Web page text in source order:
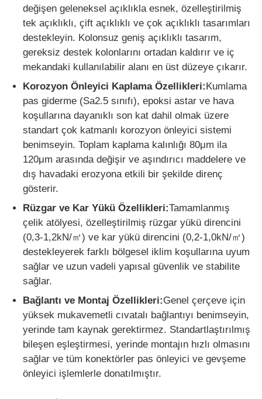
değişen geleneksel açıklıkla esnek, özelleştirilmiş
tek açıklıklı, çift açıklıklı ve çok açıklıklı tasarımları
destekleyin. Kolonsuz geniş açıklıklı tasarım,
gereksiz destek kolonlarını ortadan kaldırır ve iç
mekandaki kullanılabilir alanı en üst düzeye çıkarır.
Korozyon Önleyici Kaplama Özellikleri:Kumlama
pas giderme (Sa2.5 sınıfı), epoksi astar ve hava
koşullarına dayanıklı son kat dahil olmak üzere
standart çok katmanlı korozyon önleyici sistemi
benimseyin. Toplam kaplama kalınlığı 80μm ila
120μm arasında değişir ve aşındırıcı maddelere ve
dış havadaki erozyona etkili bir şekilde direnç
gösterir.
Rüzgar ve Kar Yükü Özellikleri:Tamamlanmış
çelik atölyesi, özelleştirilmiş rüzgar yükü direncini
(0,3-1,2kN/㎡) ve kar yükü direncini (0,2-1,0kN/㎡)
destekleyerek farklı bölgesel iklim koşullarına uyum
sağlar ve uzun vadeli yapısal güvenlik ve stabilite
sağlar.
Bağlantı ve Montaj Özellikleri:Genel çerçeve için
yüksek mukavemetli cıvatalı bağlantıyı benimseyin,
yerinde tam kaynak gerektirmez. Standartlaştırılmış
bileşen eşleştirmesi, yerinde montajın hızlı olmasını
sağlar ve tüm konektörler pas önleyici ve gevşeme
önleyici işlemlerle donatılmıştır.